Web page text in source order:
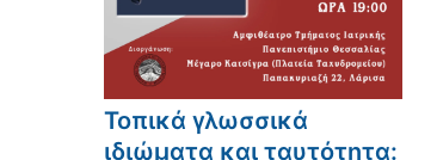
Τοπικά γλωσσικά
ιδιώματα και ταυτότητα: